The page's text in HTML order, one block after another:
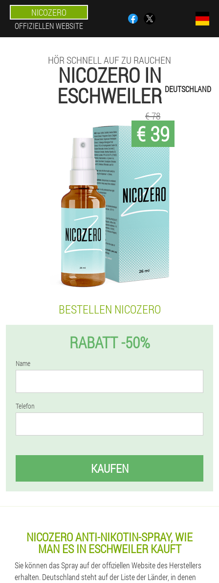
NICOZERO
OFFIZIELLEN WEBSITE
HÖR SCHNELL AUF ZU RAUCHEN
NICOZERO IN
ESCHWEILER DEUTSCHLAND
€ 39
€ 78
BESTELLEN NICOZERO
RABATT -50%
Name
Telefon
KAUFEN
NICOZERO ANTI-NIKOTIN-SPRAY, WIE
MAN ES IN ESCHWEILER KAUFT
Sie können das Spray auf der offiziellen Website des Herstellers
erhalten. Deutschland steht auf der Liste der Länder, in denen